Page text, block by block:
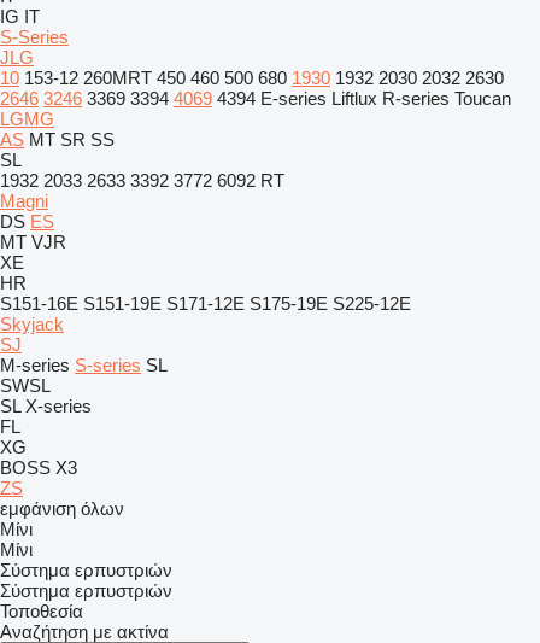
IG IT
S-Series
JLG
10 153-12 260MRT 450 460 500 680 1930 1932 2030 2032 2630
2646 3246 3369 3394 4069 4394 E-series Liftlux R-series Toucan
LGMG
AS MT SR SS
SL
1932 2033 2633 3392 3772 6092 RT
Magni
DS ES
MT VJR
XE
HR
S151-16E S151-19E S171-12E S175-19E S225-12E
Skyjack
SJ
M-series S-series SL
SWSL
SL X-series
FL
XG
BOSS X3
ZS
εμφάνιση όλων
Μίνι
Μίνι
Σύστημα ερπυστριών
Σύστημα ερπυστριών
Τοποθεσία
Αναζήτηση με ακτίνα